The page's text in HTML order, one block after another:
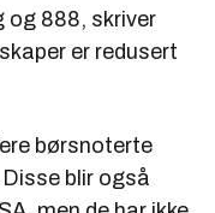
og 888, skriver
er redusert
børsnoterte
blir også